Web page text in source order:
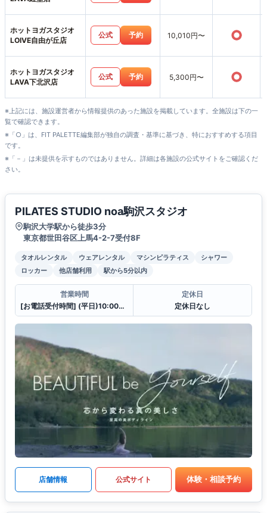
ホットヨガスタジオ
LOIVE自由が丘店
公式 予約 10,010円〜 ○
ホットヨガスタジオ
LAVA下北沢店
公式 予約 5,300円〜 ○
※上記には、施設運営者から情報提供のあった施設を掲載しています。全施設は下の一
覧で確認できます。
※「○」は、FIT PALETTE編集部が独自の調査・基準に基づき、特におすすめする項目
です。
※「－」は未提供を示すものではありません。詳細は各施設の公式サイトをご確認くだ
さい。
PILATES STUDIO noa駒沢スタジオ
駒沢大学駅から徒歩3分
東京都世田谷区上馬4-2-7受付8F
タオルレンタル ウェアレンタル マシンピラティス
シャワー
ロッカー
他店舗利用 駅から5分以内
営業時間
[お電話受付時間] (平日)10:00〜23:00 (土・日)10:00〜21:00
定休日
定休日なし
店舗情報 公式サイト 体験・相談予約